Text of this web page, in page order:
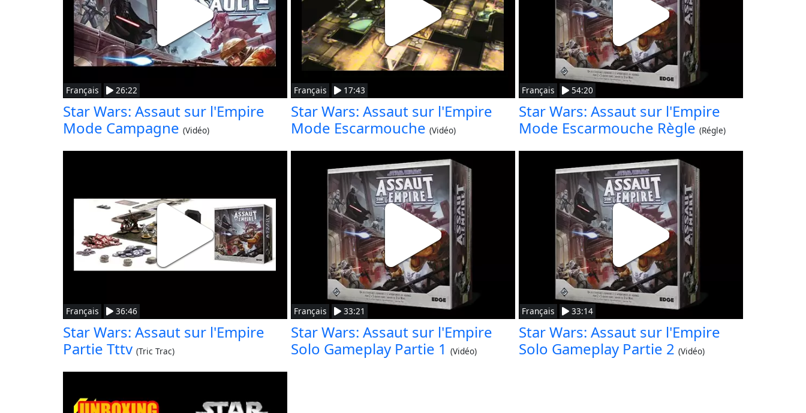
Français 26:22
Star Wars: Assaut sur l'Empire
Mode Campagne (Vidéo)
Français 17:43
Star Wars: Assaut sur l'Empire
Mode Escarmouche (Vidéo)
Français 54:20
Star Wars: Assaut sur l'Empire
Mode Escarmouche Règle (Régle)
Français 36:46
Star Wars: Assaut sur l'Empire
Partie Tttv (Tric Trac)
Français 33:21
Star Wars: Assaut sur l'Empire
Solo Gameplay Partie 1 (Vidéo)
Français 33:14
Star Wars: Assaut sur l'Empire
Solo Gameplay Partie 2 (Vidéo)